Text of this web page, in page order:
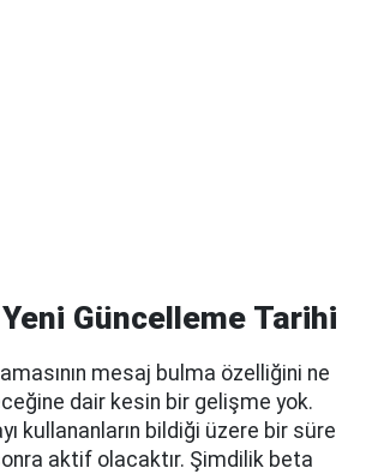
Güncelleme Tarihi
mesaj bulma özelliğini ne
dair kesin bir gelişme yok.
kullananların bildiği üzere bir süre
aktif olacaktır. Şimdilik beta